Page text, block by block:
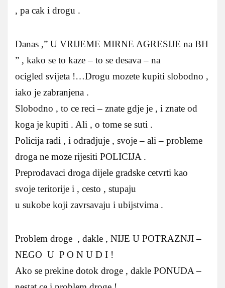
, pa cak i drogu .
Danas ,” U VRIJEME MIRNE AGRESIJE na BH
” , kako se to kaze – to se desava – na
ocigled svijeta !…Drogu mozete kupiti slobodno ,
iako je zabranjena .
Slobodno , to ce reci – znate gdje je , i znate od
koga je kupiti . Ali , o tome se suti .
Policija radi , i odradjuje , svoje – ali – probleme
droga ne moze rijesiti POLICIJA .
Preprodavaci droga dijele gradske cetvrti kao
svoje teritorije i , cesto , stupaju
u sukobe koji zavrsavaju i ubijstvima .
Problem droge , dakle , NIJE U POTRAZNJI –
NEGO U P O N U D I !
Ako se prekine dotok droge , dakle PONUDA –